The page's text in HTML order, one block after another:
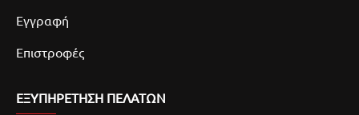
Εγγραφή
Επιστροφές
ΕΞΥΠΗΡΕΤΗΣΗ ΠΕΛΑΤΩΝ